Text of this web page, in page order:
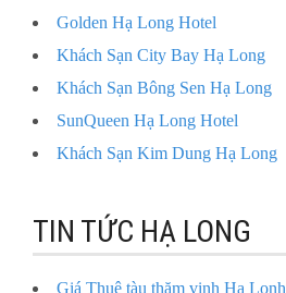
Golden Hạ Long Hotel
Khách Sạn City Bay Hạ Long
Khách Sạn Bông Sen Hạ Long
SunQueen Hạ Long Hotel
Khách Sạn Kim Dung Hạ Long
TIN TỨC HẠ LONG
Giá Thuê tàu thăm vịnh Hạ Lonh